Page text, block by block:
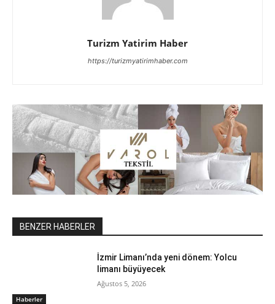
Turizm Yatirim Haber
https://turizmyatirimhaber.com
BENZER HABERLER
Haberler
İzmir Limanı’nda yeni dönem: Yolcu
limanı büyüyecek
Ağustos 5, 2026